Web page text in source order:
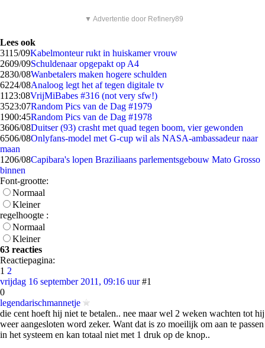
▼ Advertentie door Refinery89
Lees ook
3115/09Kabelmonteur rukt in huiskamer vrouw
2609/09Schuldenaar opgepakt op A4
2830/08Wanbetalers maken hogere schulden
6224/08Analoog legt het af tegen digitale tv
11 23:08VrijMiBabes #316 (not very sfw!)
3523:07Random Pics van de Dag #1979
1900:45Random Pics van de Dag #1978
3606/08Duitser (93) crasht met quad tegen boom, vier gewonden
6506/08Onlyfans-model met G-cup wil als NASA-ambassadeur naar
maan
1206/08Capibara's lopen Braziliaans parlementsgebouw Mato Grosso
binnen
Font-grootte:
Normaal
Kleiner
regelhoogte :
Normaal
Kleiner
63 reacties
Reactiepagina:
1 2
vrijdag 16 september 2011, 09:16 uur #1
0
legendarischmannetje
die cent hoeft hij niet te betalen.. nee maar wel 2 weken wachten tot hij
weer aangesloten word zeker. Want dat is zo moeilijk om aan te passen
in het systeem en kan totaal niet met 1 druk op de knop..